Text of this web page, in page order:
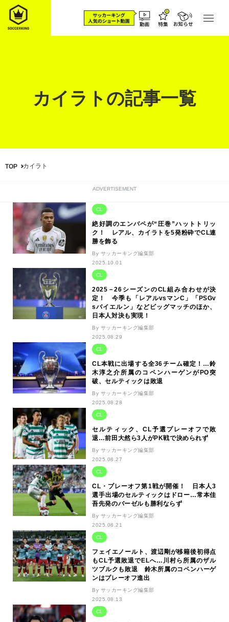
カイラトの記事一覧
TOP カイラト
ADVERTISEMENT
CL
絶好調のエンバペが“圧巻”ハットトリッ
ク！ レアル、カイラトを5発粉砕でCL連
勝を飾る
By サッカーキング編集部
2025.10.01
CL
2025－26シーズンのCL組み合わせが決
定！ 今季も「レアルvsマンC」「PSGv
sバイエルン」などビッグマッチのほか、
日本人対決も実現！
By サッカーキング編集部
2025.08.29
CL
CL本戦に出場する全36チーム確定！…鈴
木淳之介所属のコペンハーゲンがPO突
破、セルティックは敗退
By サッカーキング編集部
2025.08.28
CL
セルティック、CL予選プレーオフで敗
退…前田大然ら3人がPK戦で決められず
By サッカーキング編集部
2025.08.27
CL
CL・プレーオフ第1戦が開催！ 日本人3
選手出場のセルティックはドロー…常本佳
吾先発のバーゼルも勝利ならず
By サッカーキング編集部
2025.08.21
CL
フェイエノールト、渡辺剛が移籍後初得点
もCL予選敗退でELへ…川村ら所属のザル
ツブルクも敗退 鈴木所属のコペンハーゲ
ンはプレーオフ進出
By サッカーキング編集部
2025.08.13
CL